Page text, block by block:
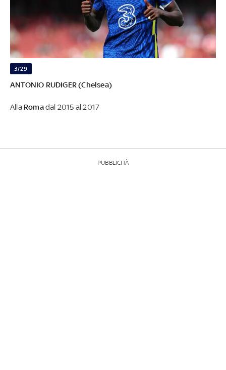
3/29
ANTONIO RUDIGER (Chelsea)
Alla Romadal 2015 al 2017
PUBBLICITÀ